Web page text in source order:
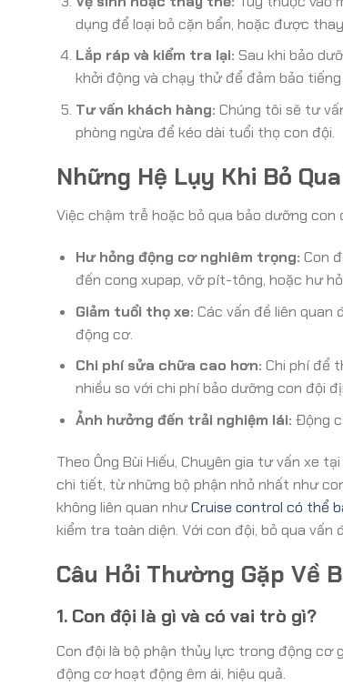
dụng để loại bỏ cặn bẩn, hoặc được
Lắp ráp và kiểm tra lại: Sau khi bảo
khởi động và chạy thử để đảm bảo
Tư vấn khách hàng: Chúng tôi sẽ tư
phòng ngừa để kéo dài tuổi thọ con đội.
Những Hệ Lụy Khi Bỏ
Việc chậm trễ hoặc bỏ qua bảo dưỡng
Hư hỏng động cơ nghiêm trọng: Con
đến cong xupap, vỡ pít-tông, hoặc hư
Giảm tuổi thọ xe: Các vấn đề liên
động cơ.
Chi phí sửa chữa cao hơn: Chi phí để
nhiều so với chi phí bảo dưỡng con đội
Ảnh hưởng đến trải nghiệm lái: Động
Theo Ông Bùi Hiếu, Chuyên gia tư vấn xe
chi tiết, từ những bộ phận nhỏ nhất như
không liên quan nhưCruise control có thể
kiểm tra toàn diện. Với con đội, bỏ qua vấn
Câu Hỏi Thường Gặp Về
1. Con đội là gì và có vai trò gì?
Con đội là bộ phận thủy lực trong động cơ
động cơ hoạt động êm ái, hiệu quả.